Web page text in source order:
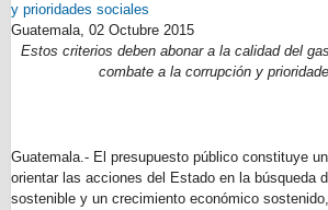
y prioridades sociales
Guatemala, 02 Octubre 2015
Estos criterios deben abonar a la calidad del
combate a la corrupción y
Guatemala.- El presupuesto público constituye
orientar las acciones del Estado en la búsqueda
sostenible y un crecimiento económico